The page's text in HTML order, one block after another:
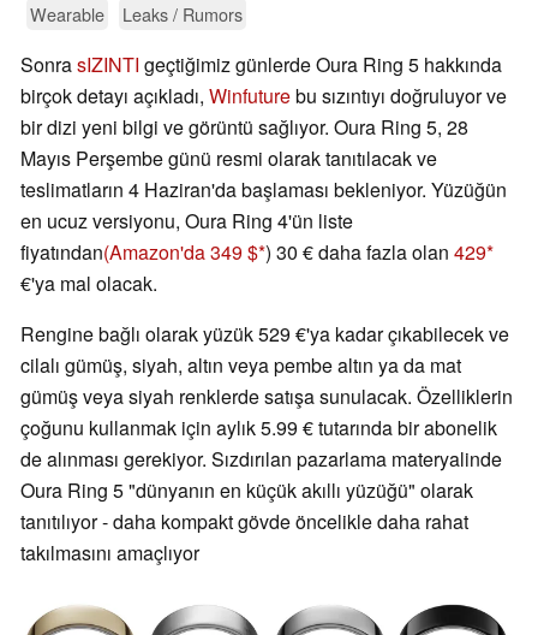
Wearable Leaks / Rumors
SonrasIZINTI geçtiğimiz günlerde Oura Ring 5 hakkında
birçok detayı açıkladı, Winfuturebu sızıntıyı doğruluyor ve
bir dizi yeni bilgi ve görüntü sağlıyor. Oura Ring 5, 28
Mayıs Perşembe günü resmi olarak tanıtılacak ve
teslimatların 4 Haziran'da başlaması bekleniyor. Yüzüğün
en ucuz versiyonu, Oura Ring 4'ün liste
fiyatından(Amazon'da 349 $ ) 30 € daha fazla olan 429
€'ya mal olacak.
Rengine bağlı olarak yüzük 529 €'ya kadar çıkabilecek ve
cilalı gümüş, siyah, altın veya pembe altın ya da mat
gümüş veya siyah renklerde satışa sunulacak. Özelliklerin
çoğunu kullanmak için aylık 5.99 € tutarında bir abonelik
de alınması gerekiyor. Sızdırılan pazarlama materyalinde
Oura Ring 5 "dünyanın en küçük akıllı yüzüğü" olarak
tanıtılıyor - daha kompakt gövde öncelikle daha rahat
takılmasını amaçlıyor